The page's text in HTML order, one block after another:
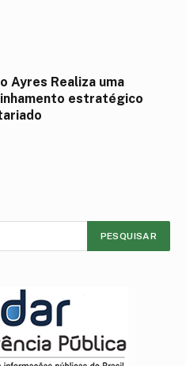
Ayres Realiza uma
estratégico